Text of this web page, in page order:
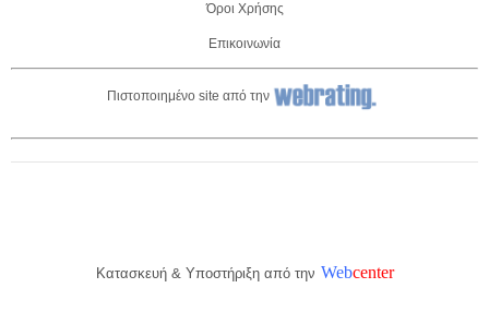
Όροι Χρήσης
Επικοινωνία
Πιστοποιημένο site από την
Κατασκευή & Υποστήριξη από την Webcenter